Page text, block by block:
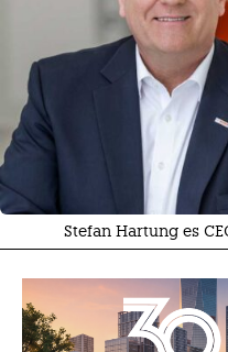
Stefan Hartung es